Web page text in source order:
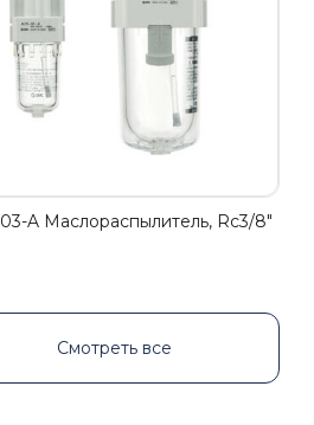
A Маслораспылитель, Rc3/8"
Смотреть все